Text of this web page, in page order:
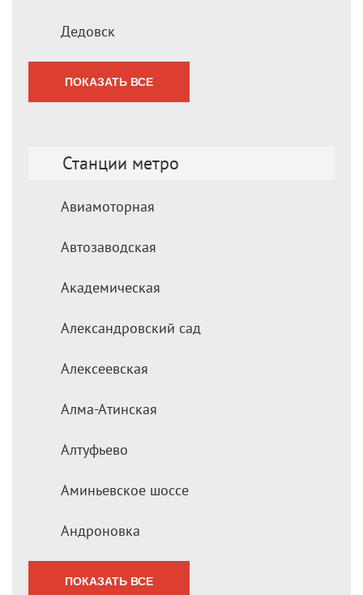
Дедовск
ПОКАЗАТЬ ВСЕ
Станции метро
Авиамоторная
Автозаводская
Академическая
Александровский сад
Алексеевская
Алма-Атинская
Алтуфьево
Аминьевское шоссе
Андроновка
ПОКАЗАТЬ ВСЕ